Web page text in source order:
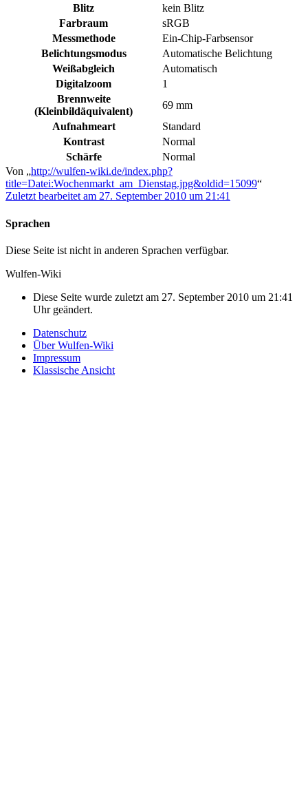
Blitz
kein Blitz
Farbraum
sRGB
Messmethode
Ein-Chip-Farbsensor
Belichtungsmodus
Automatische Belichtung
Weißabgleich
Automatisch
Digitalzoom
1
Brennweite
(Kleinbildäquivalent)
69 mm
Aufnahmeart
Standard
Kontrast
Normal
Schärfe
Normal
Von „http://wulfen-wiki.de/index.php?
title=Datei:Wochenmarkt_am_Dienstag.jpg&oldid=15099“
Zuletzt bearbeitet am 27. September 2010 um 21:41
Sprachen
Diese Seite ist nicht in anderen Sprachen verfügbar.
Wulfen-Wiki
Diese Seite wurde zuletzt am 27. September 2010 um 21:41
Uhr geändert.
Datenschutz
Über Wulfen-Wiki
Impressum
Klassische Ansicht